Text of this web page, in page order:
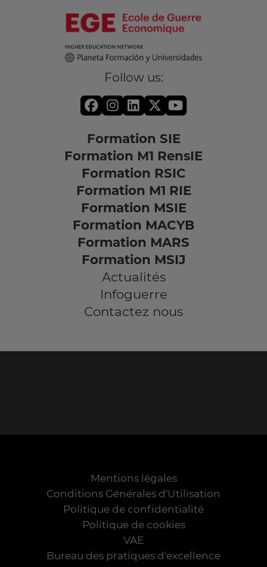
Follow us:
Formation SIE
Formation M1 RensIE
Formation RSIC
Formation M1 RIE
Formation MSIE
Formation MACYB
Formation MARS
Formation MSIJ
Actualités
Infoguerre
Contactez nous
Mentions légales
Conditions Générales d'Utilisation
Politique de confidentialité
Politique de cookies
VAE
Bureau des pratiques d'excellence